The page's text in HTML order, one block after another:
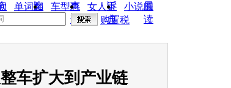
比
惠
诉
展
单词翻
车型查
询
女人宝
典
小说阅
读
购置税
车扩大到产业链